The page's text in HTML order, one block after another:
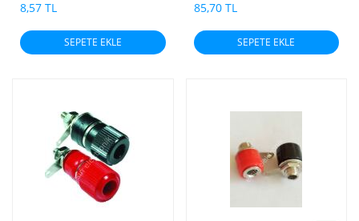
8,57 TL
SEPETE EKLE
85,70 TL
SEPETE EKLE